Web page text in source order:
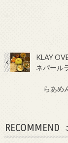
KLAY
ネパール
らあめ
RECOMMEND